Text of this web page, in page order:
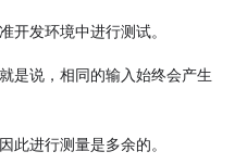
开发环境中进行测试。
是说，相同的输入始终会产生
此进行测量是多余的。